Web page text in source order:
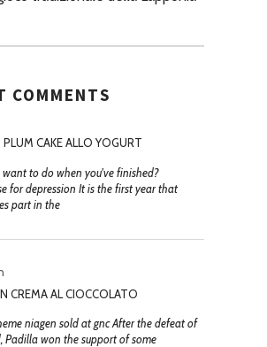
COMMENTS
PLUM CAKE ALLO YOGURT
to do when you've finished?
for depression It is the first year that
part in the
CREMA AL CIOCCOLATO
niagen sold at gnc After the defeat of
Padilla won the support of some